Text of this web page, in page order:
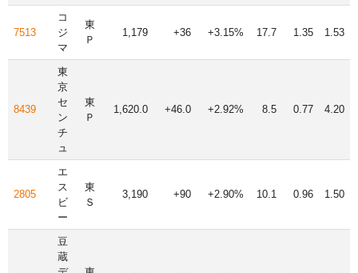
7513
コ
ジ
マ
東
Ｐ
1,179 +36 +3.15% 17.7 1.35 1.53
8439
東
京
セ
ン
チ
ュ
東
Ｐ
1,620.0 +46.0 +2.92% 8.5 0.77 4.20
2805
エ
ス
ビ
ー
東
Ｓ
3,190 +90 +2.90% 10.1 0.96 1.50
豆
蔵